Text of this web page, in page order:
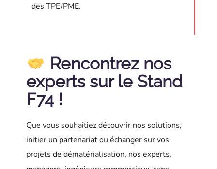
des TPE/PME.
Rencontrez nos
experts sur le Stand
F74 !
Que vous souhaitiez découvrir nos solutions,
initier un partenariat ou échanger sur vos
projets de dématérialisation, nos experts,